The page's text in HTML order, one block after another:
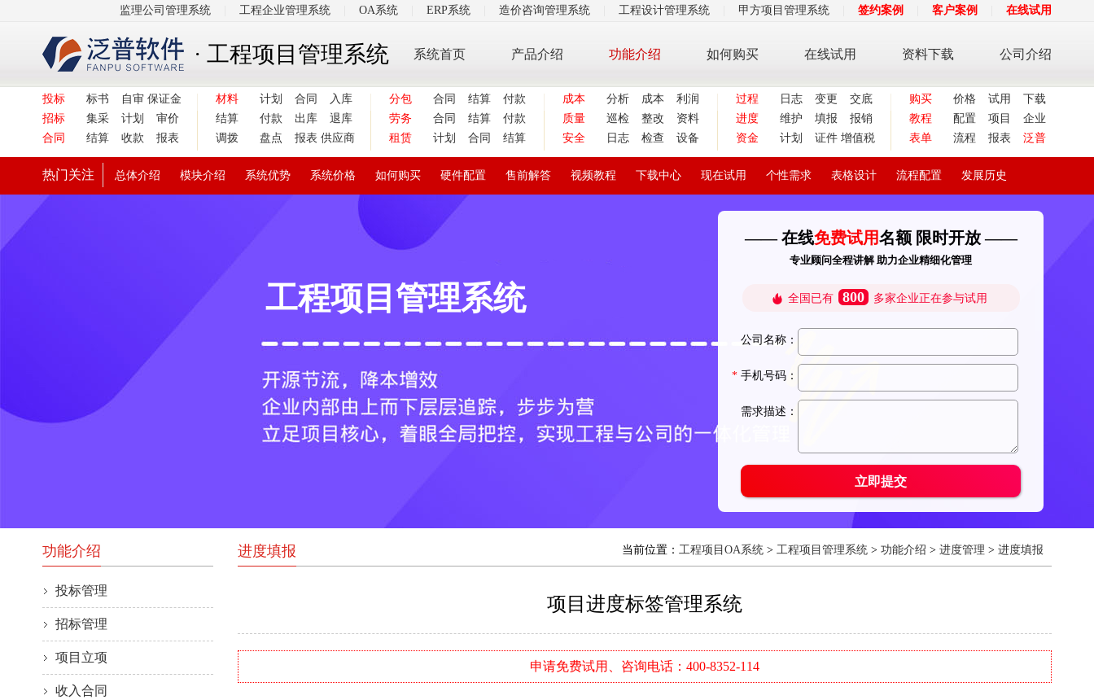
监理公司管理系统 工程企业管理系统 OA系统 ERP系统 造价咨询管理系统 工程设计管理系统 甲方项目管理系统 签约案例 客户案例 在线试用
· 工程项目管理系统 系统首页 产品介绍 功能介绍 如何购买 在线试用 资料下载 公司介绍
投标 标书 自审 保证金
招标
集采 计划
审价
合同
结算 收款 报表
材料 计划 合同
入库
结算
付款 出库
退库
调拨
盘点 报表 供应商
分包 合同 结算
付款
劳务
合同 结算
付款
租赁
计划 合同 结算
成本 分析 成本
利润
质量
巡检 整改
资料
安全
日志 检查 设备
过程 日志 变更
交底
进度
维护 填报
报销
资金
计划 证件 增值税
购买 价格 试用
下载
教程
配置 项目
企业
表单
流程 报表 泛普
热门关注 总体介绍 模块介绍 系统优势 系统价格 如何购买 硬件配置 售前解答 视频教程 下载中心 现在试用 个性需求 表格设计 流程配置 发展历史
工程项目管理系统
进度填报 当前位置： 工程项目OA系统 > 工程项目管理系统 > 功能介绍 > 进度管理 > 进度填报
项目进度标签管理系统
申请免费试用、咨询电话：400-8352-114
功能介绍
投标管理
招标管理
项目立项
收入合同